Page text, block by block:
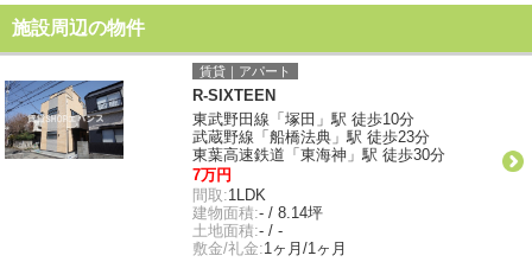
施設周辺の物件
賃貸｜アパート
R-SIXTEEN
東武野田線「塚田」駅 徒歩10分
武蔵野線「船橋法典」駅 徒歩23分
東葉高速鉄道「東海神」駅 徒歩30分
7万円
間取:1LDK
建物面積:- / 8.14坪
土地面積:- / -
敷金/礼金:1ヶ月/1ヶ月